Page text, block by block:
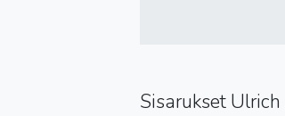
Sisarukset